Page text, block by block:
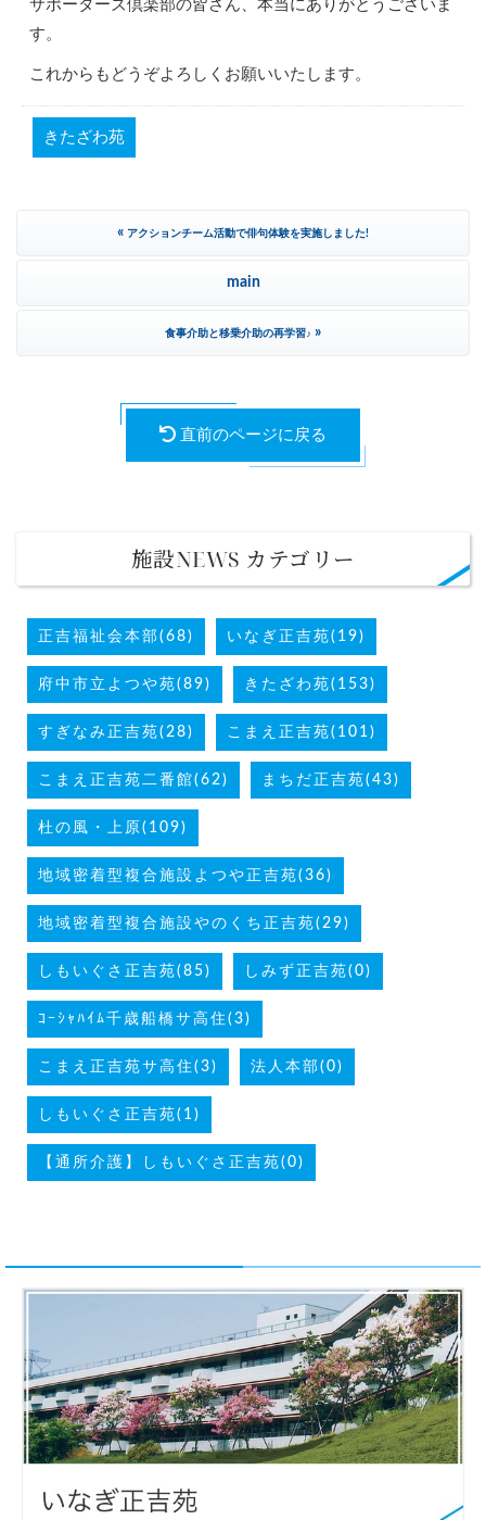
サポーターズ倶楽部の皆さん、本当にありがとうございま
す。
これからもどうぞよろしくお願いいたします。
きたざわ苑
« アクションチーム活動で俳句体験を実施しました!
main
食事介助と移乗介助の再学習♪ »
直前のページに戻る
施設NEWS カテゴリー
正吉福祉会本部(68) いなぎ正吉苑(19)
府中市立よつや苑(89) きたざわ苑(153)
すぎなみ正吉苑(28) こまえ正吉苑(101)
こまえ正吉苑二番館(62) まちだ正吉苑(43)
杜の風・上原(109)
地域密着型複合施設よつや正吉苑(36)
地域密着型複合施設やのくち正吉苑(29)
しもいぐさ正吉苑(85) しみず正吉苑(0)
ｺｰｼｬﾊｲﾑ千歳船橋サ高住(3)
こまえ正吉苑サ高住(3) 法人本部(0)
しもいぐさ正吉苑(1)
【通所介護】しもいぐさ正吉苑(0)